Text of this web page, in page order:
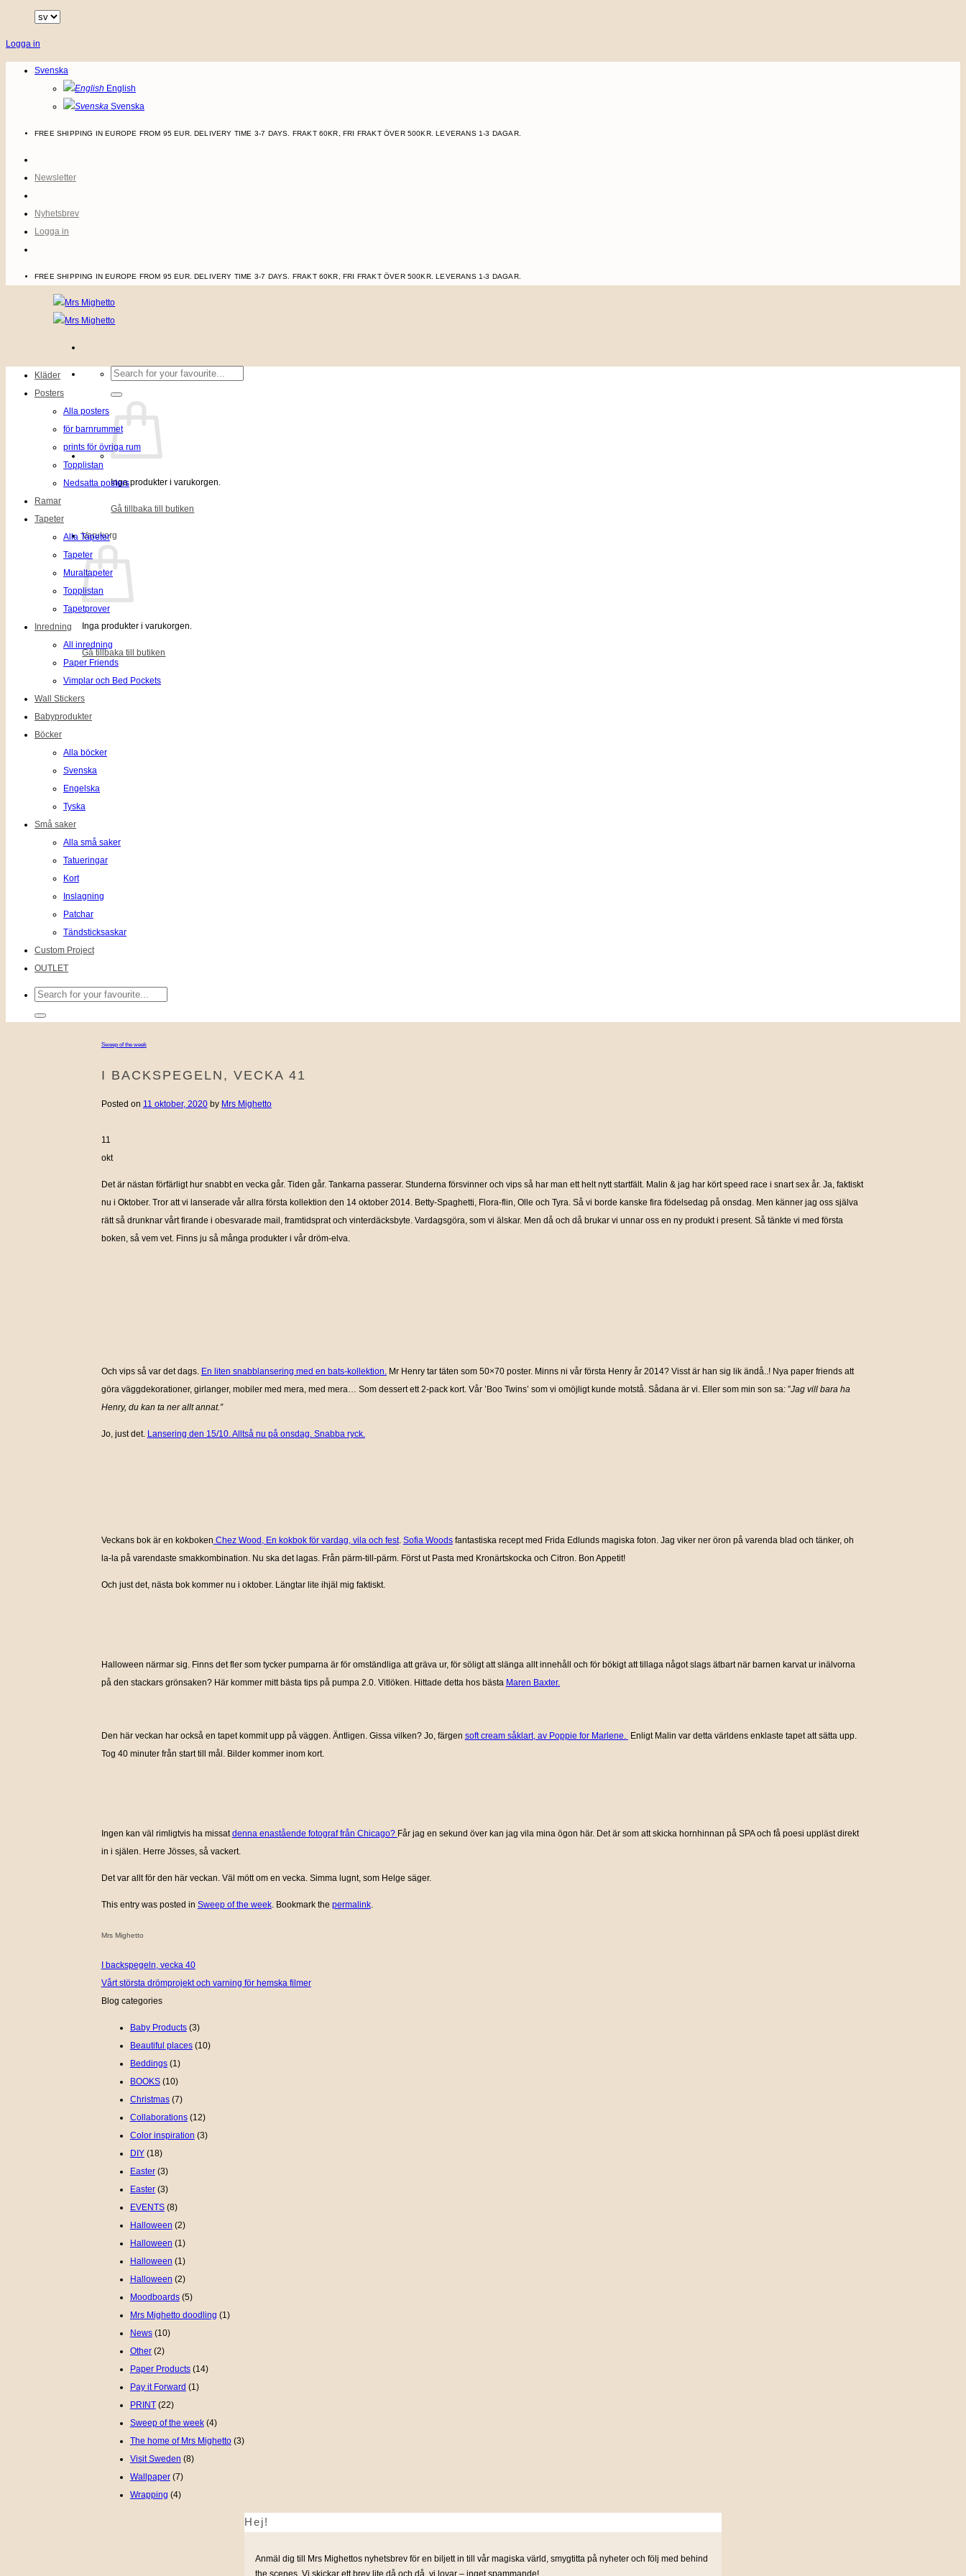
Logga in
Svenska
English
Svenska
FREE SHIPPING IN EUROPE FROM 95 EUR. DELIVERY TIME 3-7 DAYS. FRAKT 60KR, FRI FRAKT ÖVER 500KR. LEVERANS 1-3 DAGAR.
Newsletter
Nyhetsbrev
Logga in
FREE SHIPPING IN EUROPE FROM 95 EUR. DELIVERY TIME 3-7 DAYS. FRAKT 60KR, FRI FRAKT ÖVER 500KR. LEVERANS 1-3 DAGAR.
Sök
efter:
Inga produkter i varukorgen.
Gå tillbaka till butiken
Varukorg
Inga produkter i varukorgen.
Gå tillbaka till butiken
Kläder
Posters
Alla posters
för barnrummet
prints för övriga rum
Topplistan
Nedsatta posters
Ramar
Tapeter
Alla Tapeter
Tapeter
Muraltapeter
Topplistan
Tapetprover
Inredning
All inredning
Paper Friends
Vimplar och Bed Pockets
Wall Stickers
Babyprodukter
Böcker
Alla böcker
Svenska
Engelska
Tyska
Små saker
Alla små saker
Tatueringar
Kort
Inslagning
Patchar
Tändsticksaskar
Custom Project
OUTLET
Sök
efter:
Sweep of the week
I BACKSPEGELN, VECKA 41
Posted on 11 oktober, 2020 by Mrs Mighetto
11
okt
Det är nästan förfärligt hur snabbt en vecka går. Tiden går. Tankarna passerar. Stunderna försvinner och vips så har man ett helt nytt startfält. Malin & jag har kört speed race i snart sex år. Ja, faktiskt
nu i Oktober. Tror att vi lanserade vår allra första kollektion den 14 oktober 2014. Betty-Spaghetti, Flora-flin, Olle och Tyra. Så vi borde kanske fira födelsedag på onsdag. Men känner jag oss själva
rätt så drunknar vårt firande i obesvarade mail, framtidsprat och vinterdäcksbyte. Vardagsgöra, som vi älskar. Men då och då brukar vi unnar oss en ny produkt i present. Så tänkte vi med första
boken, så vem vet. Finns ju så många produkter i vår dröm-elva.
Och vips så var det dags. En liten snabblansering med en bats-kollektion.Mr Henry tar täten som 50×70 poster. Minns ni vår första Henry år 2014? Visst är han sig lik ändå..! Nya paper friends att
göra väggdekorationer, girlanger, mobiler med mera, med mera… Som dessert ett 2-pack kort. Vår ’Boo Twins’ som vi omöjligt kunde motstå. Sådana är vi. Eller som min son sa: ”Jag vill bara ha
Henry, du kan ta ner allt annat.”
Jo, just det. Lansering den 15/10. Alltså nu på onsdag. Snabba ryck.
Veckans bok är en kokboken Chez Wood, En kokbok för vardag, vila och fest. Sofia Woodsfantastiska recept med Frida Edlunds magiska foton. Jag viker ner öron på varenda blad och tänker, oh
la-la på varendaste smakkombination. Nu ska det lagas. Från pärm-till-pärm. Först ut Pasta med Kronärtskocka och Citron. Bon Appetit!
Och just det, nästa bok kommer nu i oktober. Längtar lite ihjäl mig faktiskt.
Halloween närmar sig. Finns det fler som tycker pumparna är för omständliga att gräva ur, för söligt att slänga allt innehåll och för bökigt att tillaga något slags ätbart när barnen karvat ur inälvorna
på den stackars grönsaken? Här kommer mitt bästa tips på pumpa 2.0. Vitlöken. Hittade detta hos bästa Maren Baxter.
Den här veckan har också en tapet kommit upp på väggen. Äntligen. Gissa vilken? Jo, färgen soft cream såklart, av Poppie for Marlene. Enligt Malin var detta världens enklaste tapet att sätta upp.
Tog 40 minuter från start till mål. Bilder kommer inom kort.
Ingen kan väl rimligtvis ha missatdenna enastående fotograf från Chicago? Får jag en sekund över kan jag vila mina ögon här. Det är som att skicka hornhinnan på SPA och få poesi uppläst direkt
in i själen. Herre Jösses, så vackert.
Det var allt för den här veckan. Väl mött om en vecka. Simma lugnt, som Helge säger.
This entry was posted in Sweep of the week. Bookmark the permalink.
Mrs Mighetto
I backspegeln, vecka 40
Vårt största drömprojekt och varning för hemska filmer
Blog categories
Baby Products(3)
Beautiful places(10)
Beddings(1)
BOOKS(10)
Christmas(7)
Collaborations(12)
Color inspiration (3)
DIY(18)
Easter(3)
Easter(3)
EVENTS(8)
Halloween (2)
Halloween (1)
Halloween (1)
Halloween (2)
Moodboards(5)
Mrs Mighetto doodling (1)
News(10)
Other(2)
Paper Products(14)
Pay it Forward (1)
PRINT(22)
Sweep of the week(4)
The home of Mrs Mighetto(3)
Visit Sweden (8)
Wallpaper(7)
Wrapping (4)
Hej!
Anmäl dig till Mrs Mighettos nyhetsbrev för en biljett in till vår magiska värld, smygtitta på nyheter och följ med behind
the scenes. Vi skickar ett brev lite då och då, vi lovar – inget spammande!